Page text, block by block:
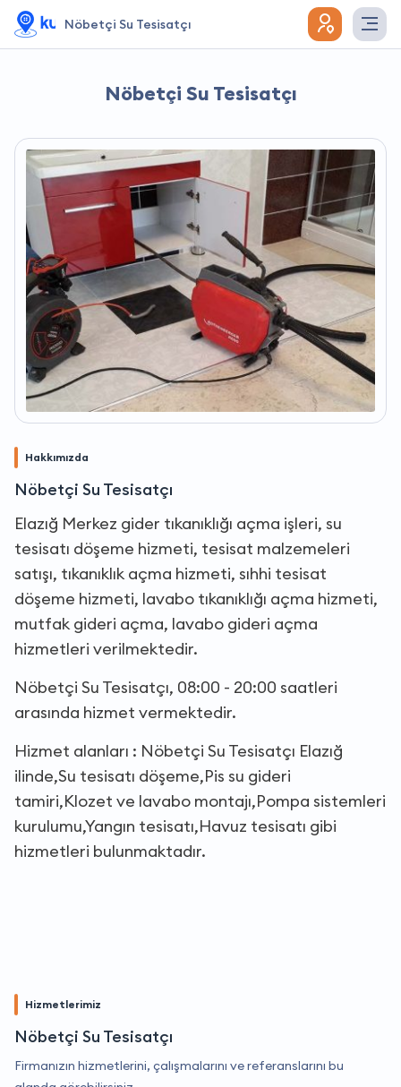
Nöbetçi Su Tesisatçı
Nöbetçi Su Tesisatçı
Hakkımızda
Nöbetçi Su Tesisatçı
Elazığ Merkez gider tıkanıklığı açma işleri, su
tesisatı döşeme hizmeti, tesisat malzemeleri
satışı, tıkanıklık açma hizmeti, sıhhi tesisat
döşeme hizmeti, lavabo tıkanıklığı açma hizmeti,
mutfak gideri açma, lavabo gideri açma
hizmetleri verilmektedir.
Nöbetçi Su Tesisatçı, 08:00 - 20:00 saatleri
arasında hizmet vermektedir.
Hizmet alanları : Nöbetçi Su Tesisatçı Elazığ
ilinde,Su tesisatı döşeme,Pis su gideri
tamiri,Klozet ve lavabo montajı,Pompa sistemleri
kurulumu,Yangın tesisatı,Havuz tesisatı gibi
hizmetleri bulunmaktadır.
Hizmetlerimiz
Nöbetçi Su Tesisatçı
Firmanızın hizmetlerini, çalışmalarını ve referanslarını bu